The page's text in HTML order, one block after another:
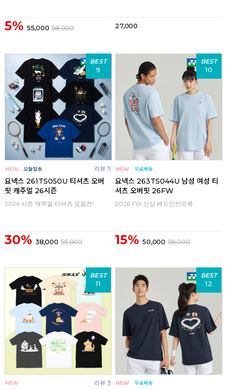
5% 55,000 58,000 27,000
BEST
9
리뷰 11
요넥스 261TS050U 티셔츠 오버
핏 캐주얼 26시즌
2026 시즌 캐주얼 티셔츠 모음전!
30% 38,000 55,000
BEST
10
요넥스 263TS044U 남성 여성 티
셔츠 오버핏 26FW
2026 FW 신상 배드민턴의류
15% 50,000 59,000
BEST
11
리뷰 3
BEST
12